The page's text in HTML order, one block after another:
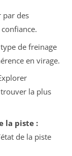
des
de freinage
en virage.
la plus
la piste :
de la piste